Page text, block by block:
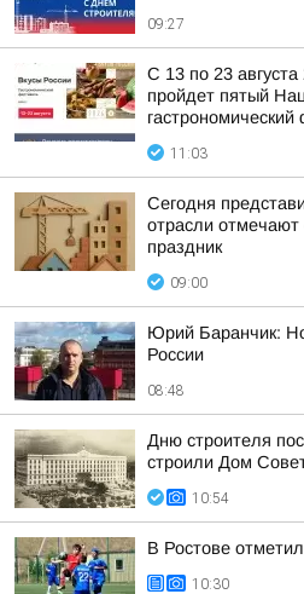
09:27
С 13 по 23
пройдет пятый
11:03
Сегодня
отрасли
праздник
09:00
Юрий Баранчик:
России
08:48
Дню строителя
строили Дом
10:54
В Ростове
10:30